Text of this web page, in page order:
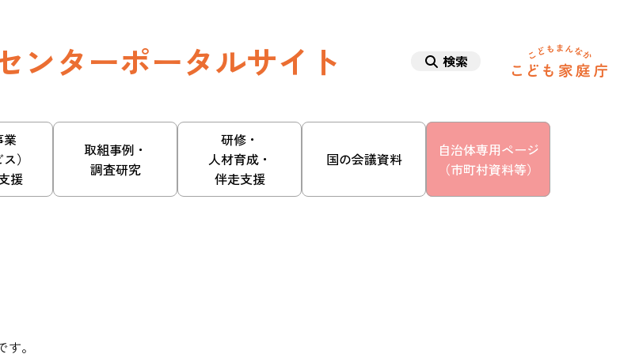
ンターポータルサイト 検索
業
）
援
取組事例・
調査研究
研修・
人材育成・
伴走支援
国の会議資料
自治体専用ページ
（市町村資料等）
。